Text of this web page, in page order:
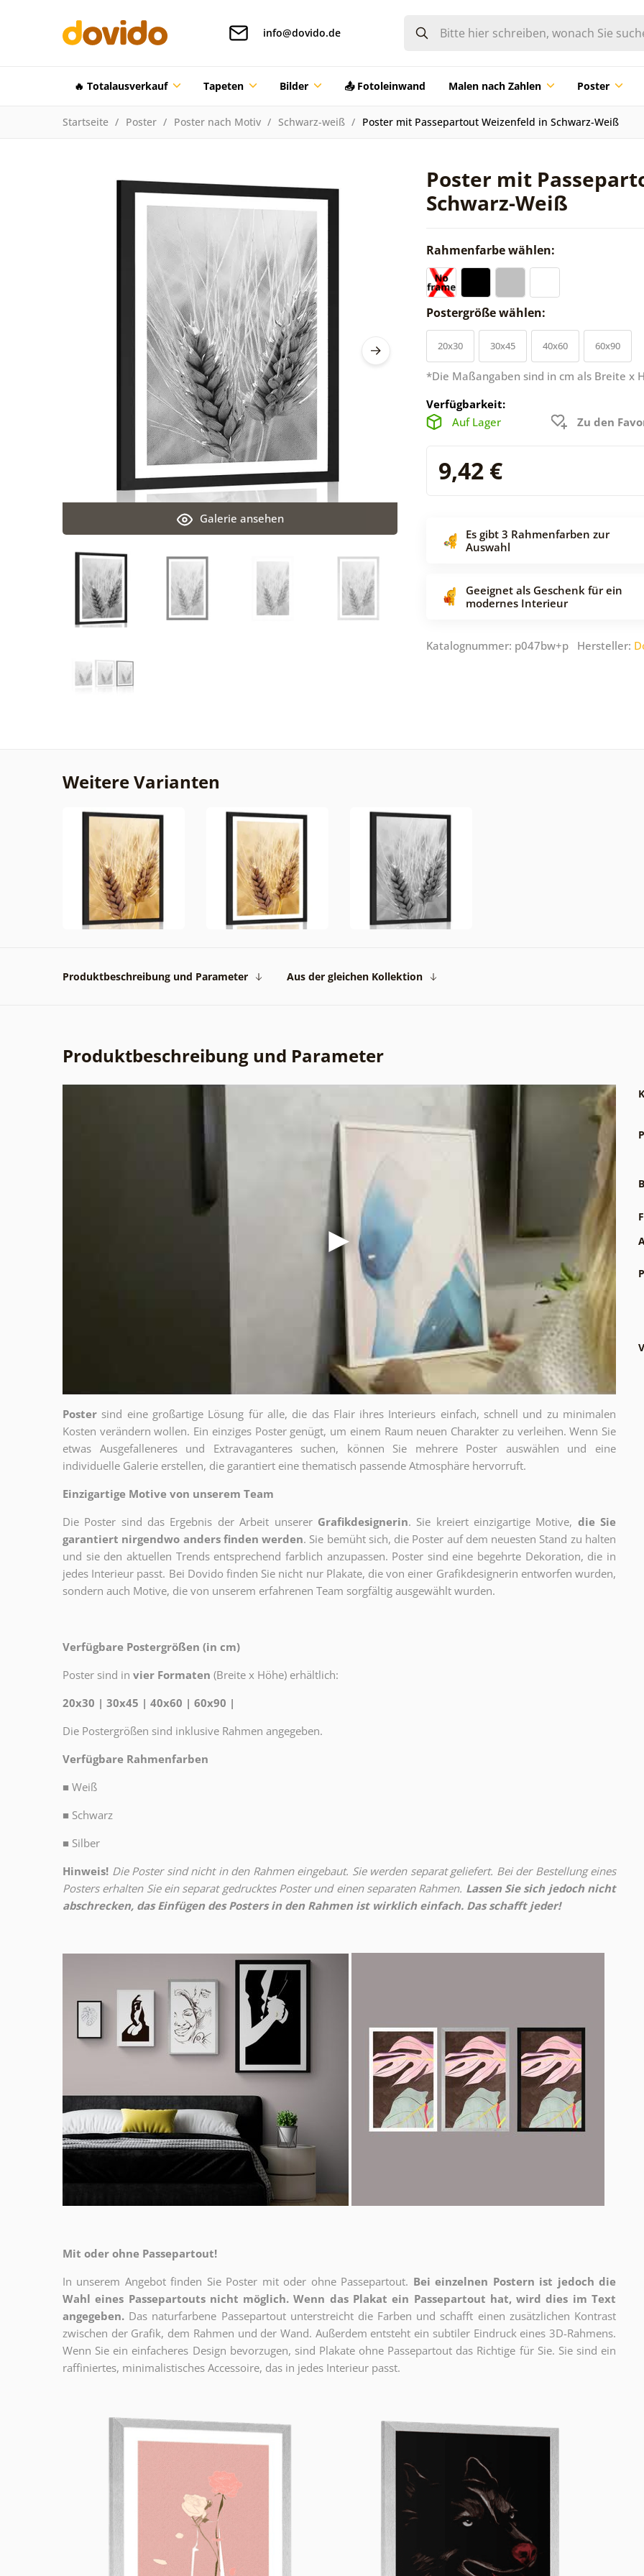
info@dovido.de
🔥 Totalausverkauf Tapeten Bilder 📤 Fotoleinwand Malen nach Zahlen Poster
Startseite Poster Poster nach Motiv Schwarz-weiß Poster mit Passepartout Weizenfeld in Schwarz-Weiß
Poster mit
Schwarz-Weiß
Galerie ansehen
Rahmenfarbe wählen:
Postergröße wählen:
20x30 30x45 40x60 60x90
*Die Maßangaben sind in cm als Breite x
Verfügbarkeit:
Auf Lager
Zu den
9,42 €
Es gibt 3 Rahmenfarben zur
Auswahl
Geeignet als Geschenk für ein
modernes Interieur
Katalognummer: p047bw+p Hersteller:
Weitere Varianten
Produktbeschreibung und Parameter Aus der gleichen Kollektion
Produktbeschreibung und Parameter
Poster sind eine großartige Lösung für alle, die das Flair ihres Interieurs einfach, schnell und zu minimalen
Kosten verändern wollen. Ein einziges Poster genügt, um einem Raum neuen Charakter zu verleihen. Wenn Sie
etwas Ausgefalleneres und Extravaganteres suchen, können Sie mehrere Poster auswählen und eine
individuelle Galerie erstellen, die garantiert eine thematisch passende Atmosphäre hervorruft.
Einzigartige Motive von unserem Team
Die Poster sind das Ergebnis der Arbeit unserer Grafikdesignerin. Sie kreiert einzigartige Motive, die Sie
garantiert nirgendwo anders finden werden. Sie bemüht sich, die Poster auf dem neuesten Stand zu halten
und sie den aktuellen Trends entsprechend farblich anzupassen. Poster sind eine begehrte Dekoration, die in
jedes Interieur passt. Bei Dovido finden Sie nicht nur Plakate, die von einer Grafikdesignerin entworfen wurden,
sondern auch Motive, die von unserem erfahrenen Team sorgfältig ausgewählt wurden.
Verfügbare Postergrößen (in cm)
Poster sind in vier Formaten (Breite x Höhe) erhältlich:
20x30 | 30x45 | 40x60 | 60x90 |
Die Postergrößen sind inklusive Rahmen angegeben.
Verfügbare Rahmenfarben
■ Weiß
■ Schwarz
■ Silber
Hinweis! Die Poster sind nicht in den Rahmen eingebaut. Sie werden separat geliefert. Bei der Bestellung eines
Posters erhalten Sie ein separat gedrucktes Poster und einen separaten Rahmen. Lassen Sie sich jedoch nicht
abschrecken, das Einfügen des Posters in den Rahmen ist wirklich einfach. Das schafft jeder!
Mit oder ohne Passepartout!
In unserem Angebot finden Sie Poster mit oder ohne Passepartout. Bei einzelnen Postern ist jedoch die
Wahl eines Passepartouts nicht möglich. Wenn das Plakat ein Passepartout hat, wird dies im Text
angegeben. Das naturfarbene Passepartout unterstreicht die Farben und schafft einen zusätzlichen Kontrast
zwischen der Grafik, dem Rahmen und der Wand. Außerdem entsteht ein subtiler Eindruck eines 3D-Rahmens.
Wenn Sie ein einfacheres Design bevorzugen, sind Plakate ohne Passepartout das Richtige für Sie. Sie sind ein
raffiniertes, minimalistisches Accessoire, das in jedes Interieur passt.